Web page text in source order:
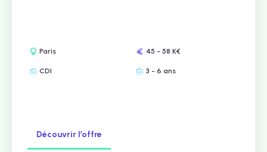
Paris 45 - 58 K€
CDI 3 - 6 ans
Découvrir l’offre